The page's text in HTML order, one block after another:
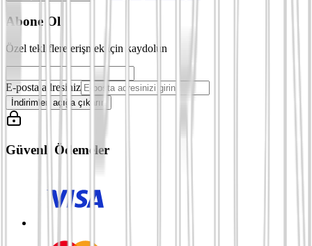
Abone Ol
Özel tekliflere erişmek için kaydolun
E-posta adresiniz
İndirimleri açığa çıkarın
Güvenli Ödemeler